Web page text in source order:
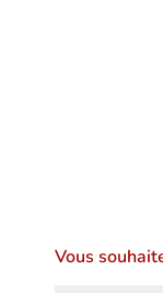
Vous